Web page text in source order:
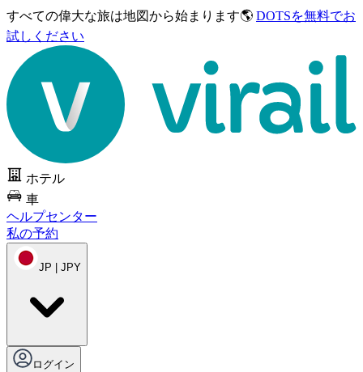
すべての偉大な旅は地図から始まります🌎 DOTSを無料でお
試しください
ホテル
車
ヘルプセンター
私の予約
JP | JPY
ログイン